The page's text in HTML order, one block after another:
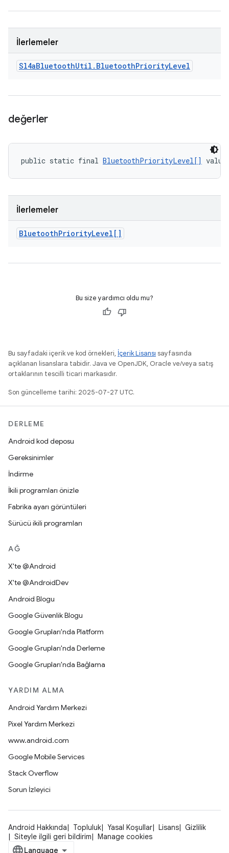
İlerlemeler
Sl4aBluetoothUtil . BluetoothPriorityLevel
değerler
public static final BluetoothPriorityLevel[]
İlerlemeler
BluetoothPriorityLevel[]
Bu size yardımcı oldu mu?
Bu sayfadaki içerik ve kod örnekleri, İçerik Lisansı sayfasında
açıklanan lisanslara tabidir. Java ve OpenJDK, Oracle ve/veya satış
ortaklarının tescilli ticari markasıdır.
Son güncelleme tarihi: 2025-07-27 UTC.
DERLEME
Android kod deposu
Gereksinimler
İndirme
İkili programları önizle
Fabrika ayarı görüntüleri
Sürücü ikili programları
AĞ
X'te @Android
X'te @AndroidDev
Android Blogu
Google Güvenlik Blogu
Google Grupları'nda Platform
Google Grupları'nda Derleme
Google Grupları'nda Bağlama
YARDIM ALMA
Android Yardım Merkezi
Pixel Yardım Merkezi
www.android.com
Google Mobile Services
Stack Overflow
Sorun İzleyici
Android Hakkında Topluluk Yasal Koşullar Lisans
Gizlilik
Siteyle ilgili geri bildirim
Manage cookies